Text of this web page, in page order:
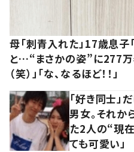
母「刺青入れた」17歳息子
と…“まさかの姿”に277万
（笑）」「な、なるほど！！」
「好き同士」
男女。それ
た2人の“現
ても可愛い」